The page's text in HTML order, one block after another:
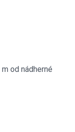
od nádherné